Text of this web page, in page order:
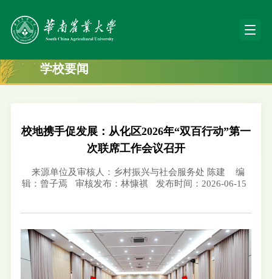
学校要闻
校地携手促发展：从化区2026年“双百行动”第一
次联席工作会议召开
来源单位及审核人：乡村振兴与社会服务处 陈建
编
辑：曾子焉
审核发布：林慷祺 发布时间：2026-06-15